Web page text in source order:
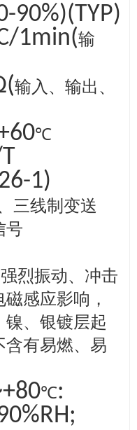
90%)(TYP)
1min(输
输入、输出、
℃
1)
三线制变送
号
烈振动、冲击
感应影响，
镍、银镀层起
含有易燃、易
℃: